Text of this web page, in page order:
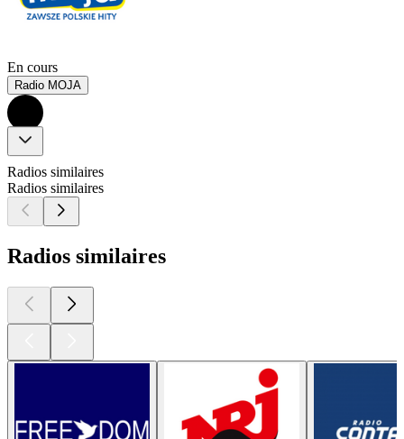
En cours
Radio MOJA
Radios similaires
Radios similaires
Radios similaires